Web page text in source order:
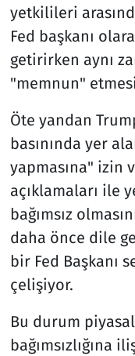
yetkilileri
Fed başkanı
getirirken aynı
"memnun"
Öte yandan
basınında yer
yapmasına" izin
açıklamaları ile
bağımsız
daha önce dile
bir Fed Başkanı
çelişiyor.
Bu durum
bağımsızlığına